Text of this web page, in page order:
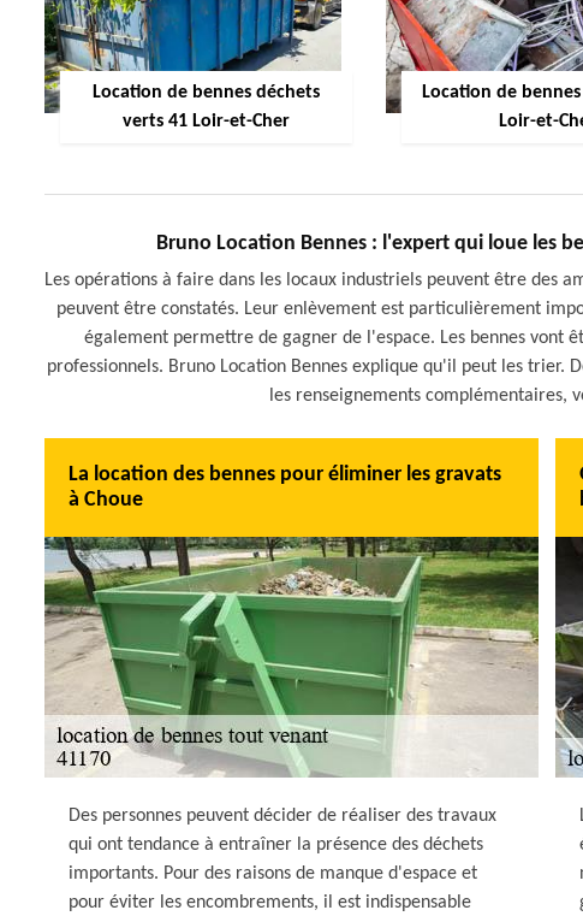
Location de bennes déchets
verts 41 Loir-et-Cher
Location de
Loir-et-
Bruno Location Bennes : l'expert qui loue les
Les opérations à faire dans les locaux industriels peuvent être des
peuvent être constatés. Leur enlèvement est particulièrement
également permettre de gagner de l'espace. Les bennes vont
professionnels. Bruno Location Bennes explique qu'il peut les trier.
les renseignements complémentaires,
La location des bennes pour éliminer les gravats
à Choue
Des personnes peuvent décider de réaliser des travaux
qui ont tendance à entraîner la présence des déchets
importants. Pour des raisons de manque d'espace et
pour éviter les encombrements, il est indispensable